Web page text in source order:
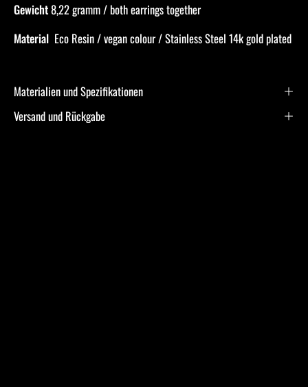
Gewicht8,22 gramm / both earrings together
Material Eco Resin / vegan colour / Stainless Steel 14k gold plated
Materialien und Spezifikationen
Versand und Rückgabe